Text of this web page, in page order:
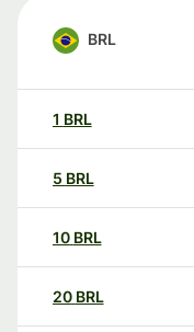
BRL
1 BRL
5 BRL
10 BRL
20 BRL